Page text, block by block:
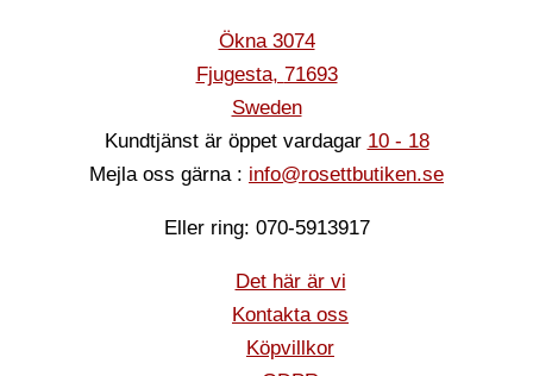
Ökna 3074
Fjugesta, 71693
Sweden
Kundtjänst är öppet vardagar 10 - 18
Mejla oss gärna : info@rosettbutiken.se
Eller ring: 070-5913917
Det här är vi
Kontakta oss
Köpvillkor